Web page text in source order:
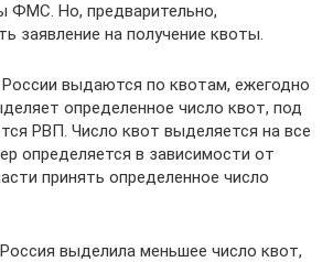
ФМС. Но, предварительно,
заявление на получение квоты.
выдаются по квотам, ежегодно
определенное число квот, под
РВП. Число квот выделяется на все
определяется в зависимости от
принять определенное число
выделила меньшее число квот,